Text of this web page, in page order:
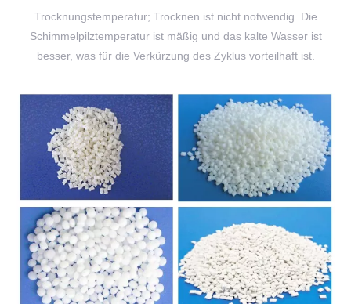
Trocknungstemperatur; Trocknen ist nicht notwendig. Die
Schimmelpilztemperatur ist mäßig und das kalte Wasser ist
besser, was für die Verkürzung des Zyklus vorteilhaft ist.